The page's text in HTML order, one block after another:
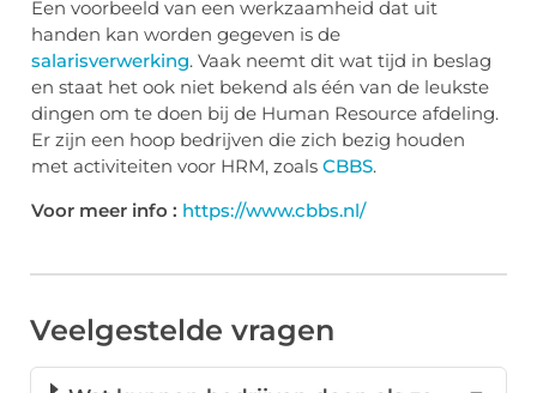
Een voorbeeld van een werkzaamheid dat uit
handen kan worden gegeven is de
salarisverwerking. Vaak neemt dit wat tijd in beslag
en staat het ook niet bekend als één van de leukste
dingen om te doen bij de Human Resource afdeling.
Er zijn een hoop bedrijven die zich bezig houden
met activiteiten voor HRM, zoals CBBS.
Voor meer info : https://www.cbbs.nl/
Veelgestelde vragen